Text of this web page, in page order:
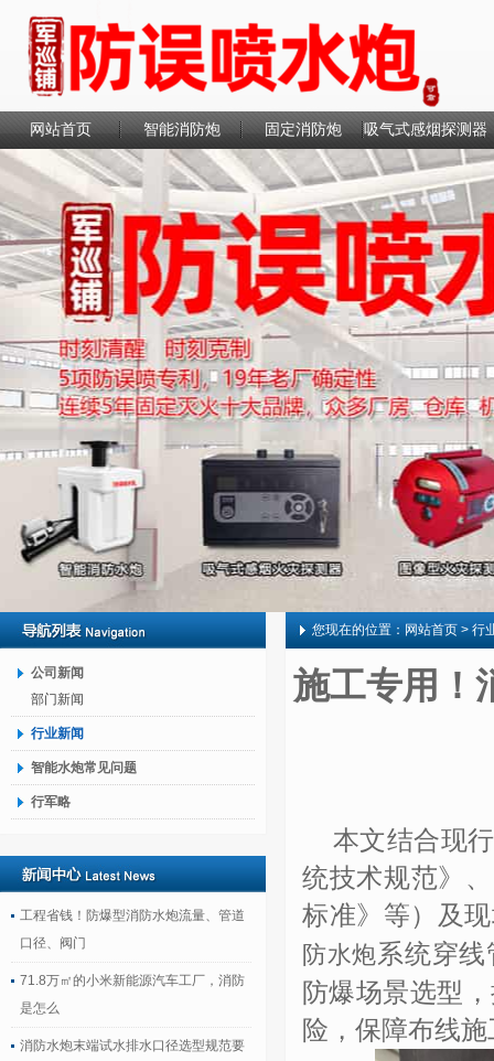
网站首页 智能消防炮 固定消防炮 吸气式感烟探测器
联系我们
公司新闻
部门新闻
行业新闻
智能水炮常见问题
行军略
工程省钱！防爆型消防水炮流量、管道
口径、阀门
71.8万㎡的小米新能源汽车工厂，消防
是怎么
消防水炮末端试水排水口径选型规范要
您现在的位置： 网站首页 > 行
施工专用！
本文结合现
统技术规范》、
标准》等）及
防水炮系统穿
防爆场景选型
险，保障布线